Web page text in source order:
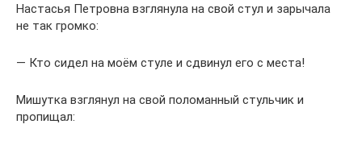
Настасья Петровна взглянула на свой стул и зарычала
не так громко:
— Кто сидел на моём стуле и сдвинул его с места!
Мишутка взглянул на свой поломанный стульчик и
пропищал: